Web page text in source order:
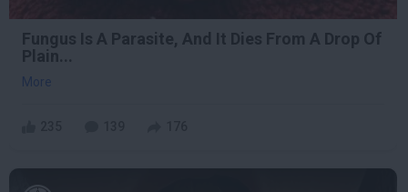
Fungus Is A Parasite, And It Dies From A Drop Of
Plain...
More